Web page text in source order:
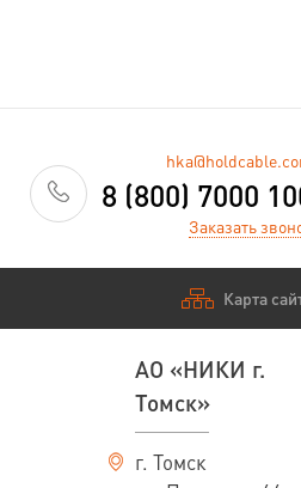
8 (800) 7000
Заказать
Карта
АО «НИКИ г.
Томск»
г. Томск